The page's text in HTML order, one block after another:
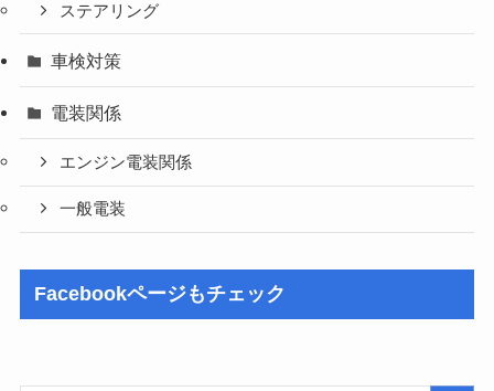
ステアリング
車検対策
電装関係
エンジン電装関係
一般電装
Facebookページもチェック